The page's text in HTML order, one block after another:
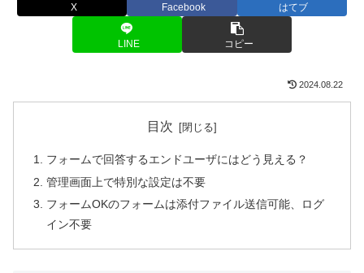
X Facebook はてブ
LINE コピー
2024.08.22
目次
フォームで回答するエンドユーザにはどう見える？
管理画面上で特別な設定は不要
フォームOKのフォームは添付ファイル送信可能、ログ
イン不要